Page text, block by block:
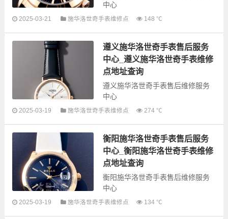
中心
修点信息，可以为您提供施华洛世
奇全型号手表的故障检测维修，手
表保养等...
2025-03-21 施华洛世奇手表维修点 148 ℃
遵义施华洛世奇手表售后服务
中心_遵义施华洛世奇手表维修
点地址查询
遵义施华洛世奇手表售后维修服务
中心
洛世奇手表售后服务网点和优质维
修点信息，可以为您提供施华洛世
奇全型号手表的故障检测维修，手
2025-03-19 施华洛世奇手表维修点 274 ℃
衡阳施华洛世奇手表售后服务
中心_衡阳施华洛世奇手表维修
点地址查询
衡阳施华洛世奇手表售后维修服务
中心
2025-03-19 施华洛世奇手表维修点 134 ℃